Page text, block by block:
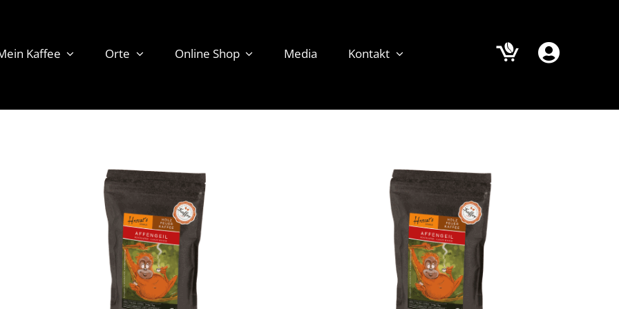
Kaffee Orte Online Shop Media Kontakt